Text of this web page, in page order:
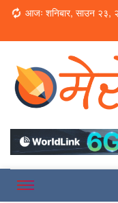
Loading...
आजः शनिबार, साउन २३,